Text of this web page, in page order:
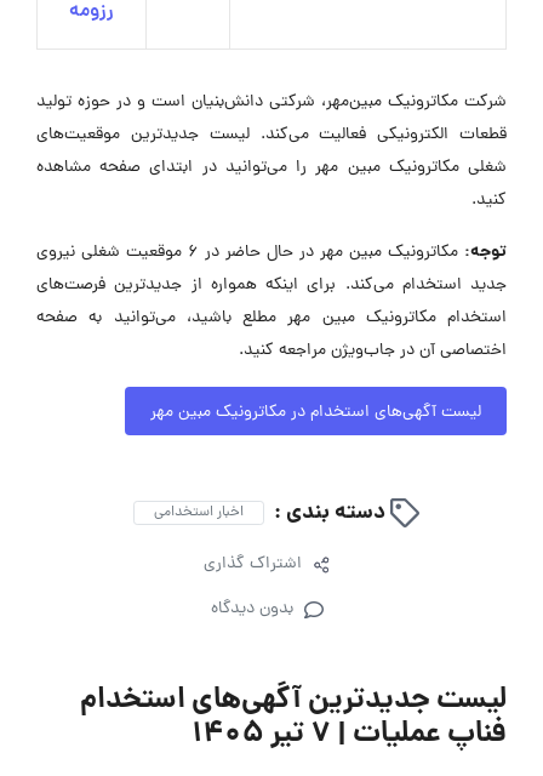
رزومه
شرکت مکاترونیک مبین‌مهر، شرکتی دانش‌بنیان است و در حوزه تولید
قطعات الکترونیکی فعالیت می‌کند. لیست جدیدترین موقعیت‌های
شغلی مکاترونیک مبین مهر را می‌توانید در ابتدای صفحه مشاهده
کنید.
توجه:
مکاترونیک مبین مهر در حال حاضر در ۶ موقعیت شغلی نیروی
جدید استخدام می‌کند. برای اینکه همواره از جدیدترین فرصت‌های
استخدام مکاترونیک مبین مهر مطلع باشید، می‌توانید به صفحه
اختصاصی آن در جاب‌ویژن مراجعه کنید.
لیست آگهی‌های استخدام در مکاترونیک مبین مهر
دسته بندی : اخبار استخدامی
اشتراک گذاری
بدون دیدگاه
لیست جدیدترین آگهی‌های استخدام
فناپ عملیات | ۷ تیر ۱۴۰۵